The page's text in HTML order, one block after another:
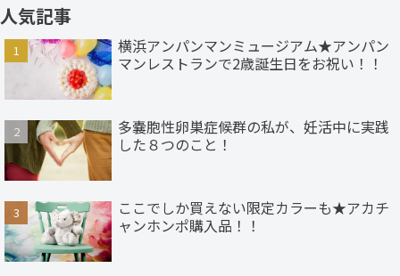
人気記事
横浜アンパンマンミュージアム★アンパン
マンレストランで2歳誕生日をお祝い！！
多嚢胞性卵巣症候群の私が、妊活中に実践
した８つのこと！
ここでしか買えない限定カラーも★アカチ
ャンホンポ購入品！！